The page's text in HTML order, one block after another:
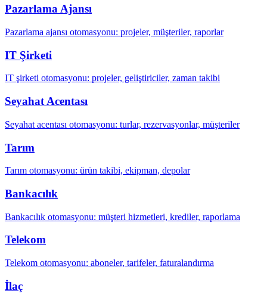
Pazarlama Ajansı
Pazarlama ajansı otomasyonu: projeler, müşteriler, raporlar
IT Şirketi
IT şirketi otomasyonu: projeler, geliştiriciler, zaman takibi
Seyahat Acentası
Seyahat acentası otomasyonu: turlar, rezervasyonlar, müşteriler
Tarım
Tarım otomasyonu: ürün takibi, ekipman, depolar
Bankacılık
Bankacılık otomasyonu: müşteri hizmetleri, krediler, raporlama
Telekom
Telekom otomasyonu: aboneler, tarifeler, faturalandırma
İlaç